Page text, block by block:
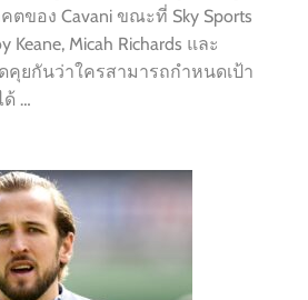
ตของ Cavani ขณะที่ Sky Sports
Micah Richards และ
ดคุยกันว่าใครสามารถกำหนดเป้า
ด้ …